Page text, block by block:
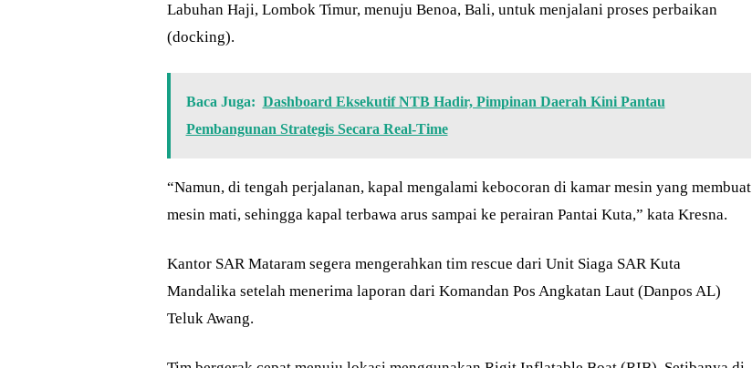
Labuhan Haji, Lombok Timur, menuju Benoa, Bali, untuk menjalani proses perbaikan
(docking).
Baca Juga: Dashboard Eksekutif NTB Hadir, Pimpinan Daerah Kini Pantau
Pembangunan Strategis Secara Real-Time
“Namun, di tengah perjalanan, kapal mengalami kebocoran di kamar mesin yang membuat
mesin mati, sehingga kapal terbawa arus sampai ke perairan Pantai Kuta,” kata Kresna.
Kantor SAR Mataram segera mengerahkan tim rescue dari Unit Siaga SAR Kuta
Mandalika setelah menerima laporan dari Komandan Pos Angkatan Laut (Danpos AL)
Teluk Awang.